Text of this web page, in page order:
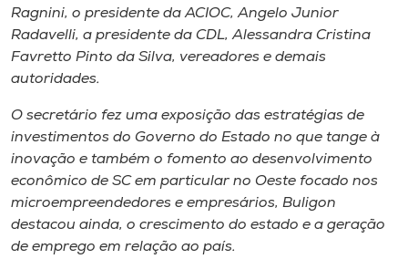
A+
Ragnini, o presidente da ACIOC, Angelo Junior
Radavelli, a presidente da CDL, Alessandra Cristina
Favretto Pinto da Silva, vereadores e demais
autoridades.
O secretário fez uma exposição das estratégias de
investimentos do Governo do Estado no que tange à
inovação e também o fomento ao desenvolvimento
econômico de SC em particular no Oeste focado nos
microempreendedores e empresários, Buligon
destacou ainda, o crescimento do estado e a geração
de emprego em relação ao país.